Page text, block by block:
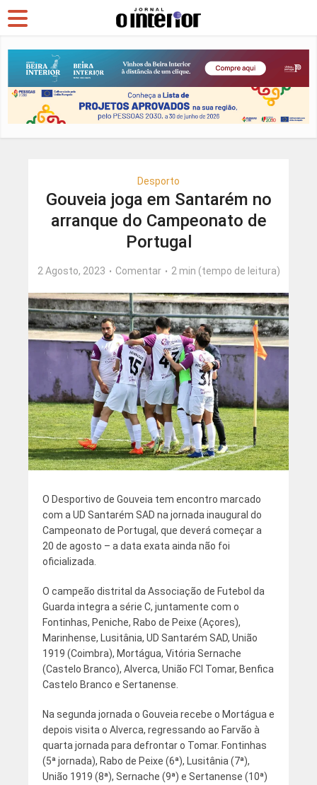
Desporto
Gouveia joga em Santarém no
arranque do Campeonato de
Portugal
2 Agosto, 2023 Comentar 2 min (tempo de leitura)
O Desportivo de Gouveia tem encontro marcado
com a UD Santarém SAD na jornada inaugural do
Campeonato de Portugal, que deverá começar a
20 de agosto – a data exata ainda não foi
oficializada.
O campeão distrital da Associação de Futebol da
Guarda integra a série C, juntamente com o
Fontinhas, Peniche, Rabo de Peixe (Açores),
Marinhense, Lusitânia, UD Santarém SAD, União
1919 (Coimbra), Mortágua, Vitória Sernache
(Castelo Branco), Alverca, União FCI Tomar, Benfica
Castelo Branco e Sertanense.
Na segunda jornada o Gouveia recebe o Mortágua e
depois visita o Alverca, regressando ao Farvão à
quarta jornada para defrontar o Tomar. Fontinhas
(5ª jornada), Rabo de Peixe (6ª), Lusitânia (7ª),
União 1919 (8ª), Sernache (9ª) e Sertanense (10ª)